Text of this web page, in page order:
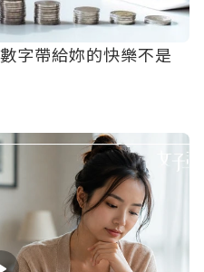
字帶給妳的快樂不是